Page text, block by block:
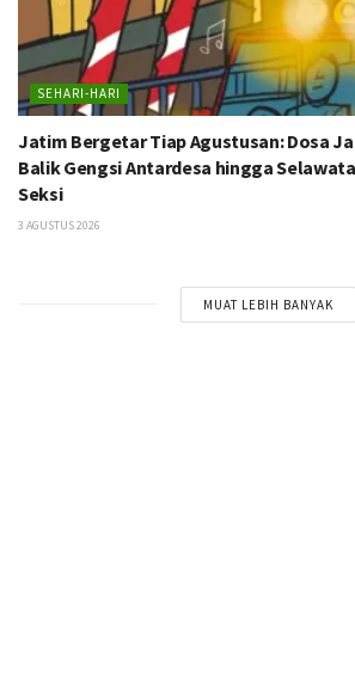
SEHARI-HARI
Jatim Bergetar Tiap Agustusan: Dosa
Balik Gengsi Antardesa hingga
Seksi
3 AGUSTUS 2026
MUAT LEBIH BANYAK